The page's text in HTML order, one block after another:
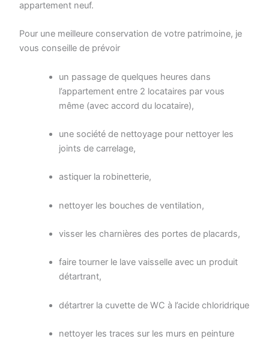
appartement neuf.
Pour une meilleure conservation de votre patrimoine, je
vous conseille de prévoir
un passage de quelques heures dans
l’appartement entre 2 locataires par vous
même (avec accord du locataire),
une société de nettoyage pour nettoyer les
joints de carrelage,
astiquer la robinetterie,
nettoyer les bouches de ventilation,
visser les charnières des portes de placards,
faire tourner le lave vaisselle avec un produit
détartrant,
détartrer la cuvette de WC à l’acide chloridrique
nettoyer les traces sur les murs en peinture